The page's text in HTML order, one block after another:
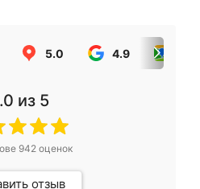
5.0 4.9
из 5
942оценок
отзыв